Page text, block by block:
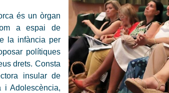
és un òrgan
a espai de
la infància per
polítiques
drets. Consta
insular de
i Adolescència,